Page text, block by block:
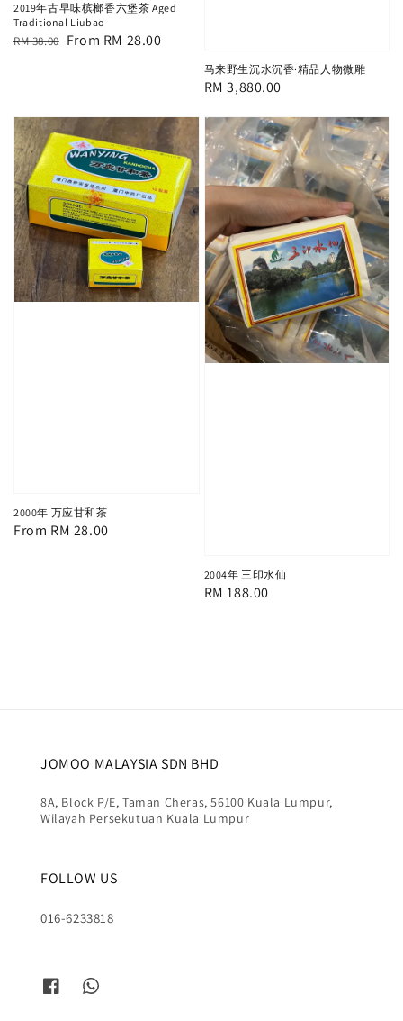
2019年古早味槟榔香六堡茶 Aged
Traditional Liubao
Regular
RM 38.00 Sale
From RM 28.00
马来野生沉水沉香·精品人物微雕
Regular
RM 3,880.00
2000年 万应甘和茶
Regular
From RM 28.00
2004年 三印水仙
Regular
RM 188.00
JOMOO MALAYSIA SDN BHD
8A, Block P/E, Taman Cheras, 56100 Kuala Lumpur,
Wilayah Persekutuan Kuala Lumpur
FOLLOW US
016-6233818